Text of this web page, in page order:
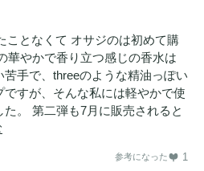
ことなくて オサジのは初めて購
華やかで香り立つ感じの香水は
手で、threeのような精油っぽい
すが、そんな私には軽やかで使
。 第二弾も7月に販売されると
参考になった 1